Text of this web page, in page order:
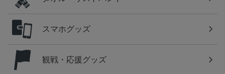
スマホグッズ
観戦・応援グッズ